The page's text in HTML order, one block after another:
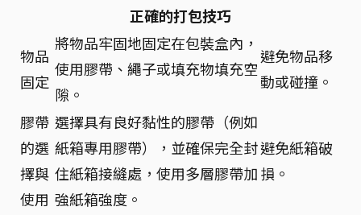
正確的打包技巧
物品
固定
將物品牢固地固定在包裝盒內，
使用膠帶、繩子或填充物填充空
隙。
避免物品移
動或碰撞。
膠帶
的選
擇與
使用
選擇具有良好黏性的膠帶（例如
紙箱專用膠帶），並確保完全封
住紙箱接縫處，使用多層膠帶加
強紙箱強度。
避免紙箱破
損。